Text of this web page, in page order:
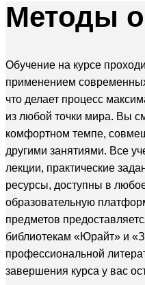
Методы
Обучение на курсе
применением
что делает процесс
из любой точки мира. Вы
комфортном темпе,
другими занятиями. Все
лекции, практические
ресурсы, доступны в
образовательную
предметов
библиотекам «Юрайт» и
профессиональной
завершения курса у вас